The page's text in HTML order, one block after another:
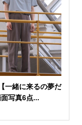
一緒に来るの夢だ
写真6点...